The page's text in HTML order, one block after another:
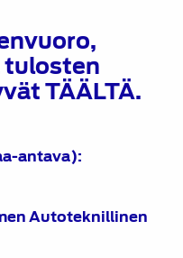
TÄÄLTÄ.
antava):
Autoteknillinen